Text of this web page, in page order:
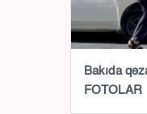
Bakıda
FOTOLAR